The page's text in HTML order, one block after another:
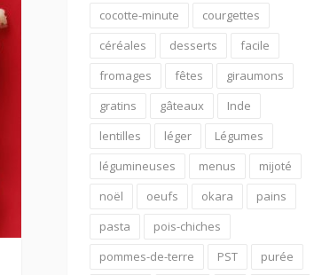
cocotte-minute
courgettes
céréales
desserts
facile
fromages
fêtes
giraumons
gratins
gâteaux
Inde
lentilles
léger
Légumes
légumineuses
menus
mijoté
noël
oeufs okara
pains
pasta
pois-chiches
pommes-de-terre
PST
purée